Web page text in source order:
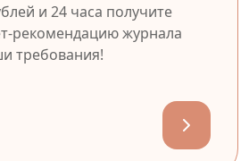
и 24 часа получите
рекомендацию журнала
требования!